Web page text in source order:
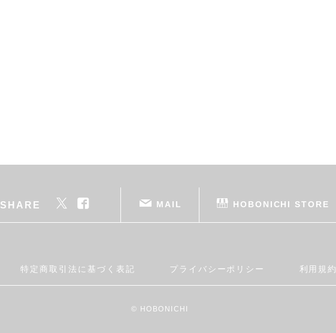
SHARE MAIL HOBONICHI STORE
特定商取引法に基づく表記 プライバシーポリシー 利用規約
© HOBONICHI